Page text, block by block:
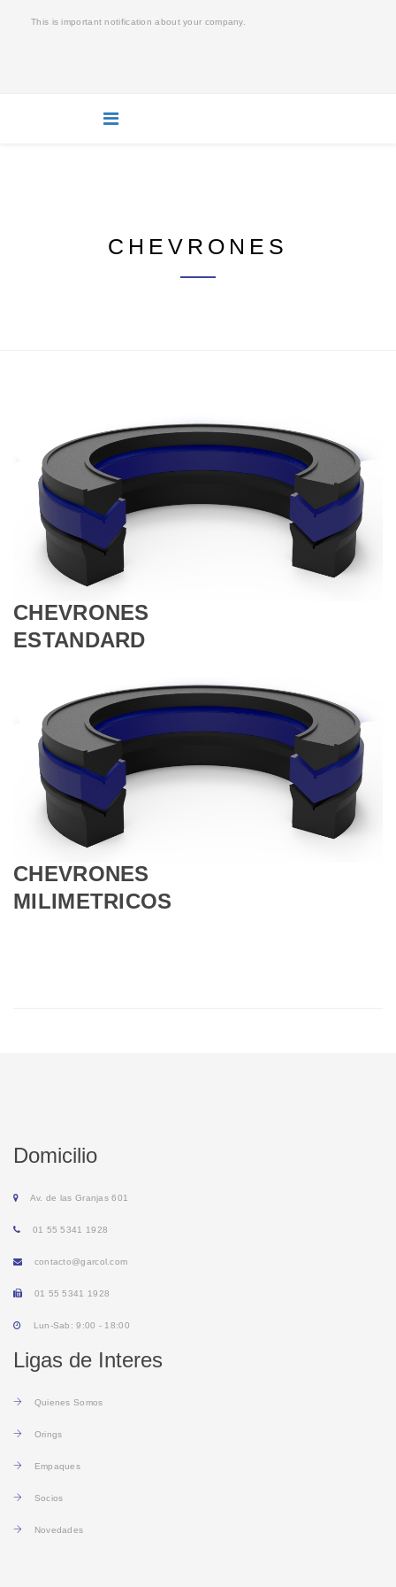
This is important notification about your company.
CHEVRONES
CHEVRONES
ESTANDARD
CHEVRONES
MILIMETRICOS
Domicilio
Av. de las Granjas 601
01 55 5341 1928
contacto@garcol.com
01 55 5341 1928
Lun-Sab: 9:00 - 18:00
Ligas de Interes
Quienes Somos
Orings
Empaques
Socios
Novedades